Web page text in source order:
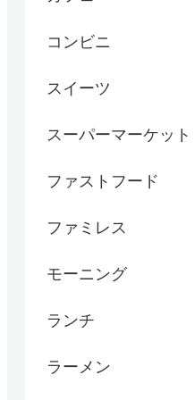
コンビニ
スイーツ
スーパーマーケット
ファストフード
ファミレス
モーニング
ランチ
ラーメン